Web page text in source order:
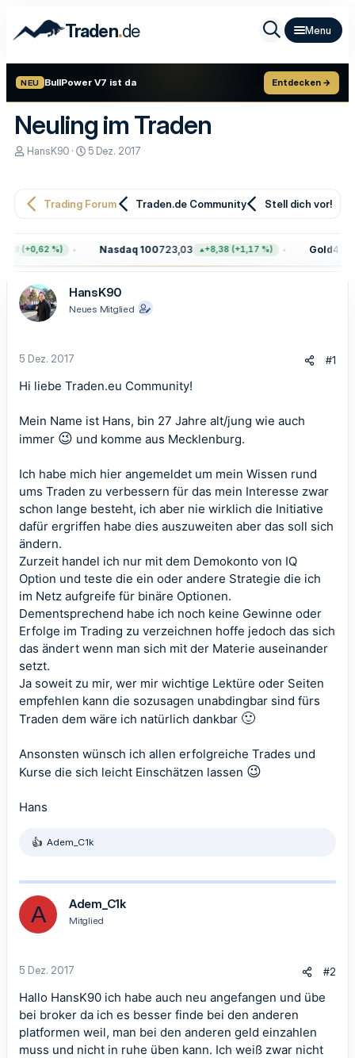
Traden.de
NEU BullPower V7 ist da Entdecken →
Neuling im Traden
E
e
r
HansK90
E
e
m
5 Dez. 2017
Trading Forum Traden.de Community Stell dich vor!
(+0,62 %) Nasdaq 100723,03 +8,38 (+1,17 %) Gold
HansK90
Neues Mitglied
5 Dez. 2017 #1
Hi liebe Traden.eu Community!
Mein Name ist Hans, bin 27 Jahre alt/jung wie auch
immer 😉 und komme aus Mecklenburg.
Ich habe mich hier angemeldet um mein Wissen rund
ums Traden zu verbessern für das mein Interesse zwar
schon lange besteht, ich aber nie wirklich die Initiative
dafür ergriffen habe dies auszuweiten aber das soll sich
ändern.
Zurzeit handel ich nur mit dem Demokonto von IQ
Option und teste die ein oder andere Strategie die ich
im Netz aufgreife für binäre Optionen.
Dementsprechend habe ich noch keine Gewinne oder
Erfolge im Trading zu verzeichnen hoffe jedoch das sich
das ändert wenn man sich mit der Materie auseinander
setzt.
Ja soweit zu mir, wer mir wichtige Lektüre oder Seiten
empfehlen kann die sozusagen unabdingbar sind fürs
Traden dem wäre ich natürlich dankbar 🙂
Ansonsten wünsch ich allen erfolgreiche Trades und
Kurse die sich leicht Einschätzen lassen 😉
Hans
R
k
t
o
n
:
Adem_C1k
A Adem_C1k
Mitglied
5 Dez. 2017 #2
Hallo HansK90 ich habe auch neu angefangen und übe
bei broker da ich es besser finde bei den anderen
platformen weil, man bei den anderen geld einzahlen
muss und nicht in ruhe üben kann. Ich weiß zwar nicht